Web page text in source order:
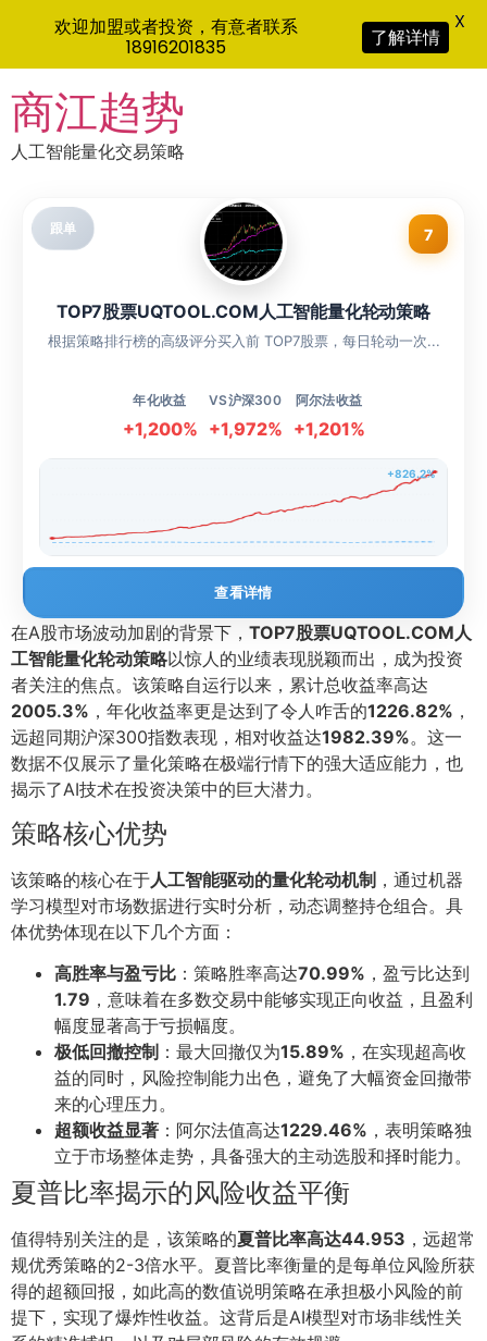
to
content
商江趋势
人工智能量化交易策略
跟单 7
TOP7股票UQTOOL.COM人工智能量化轮动策略
根据策略排行榜的高级评分买入前 TOP7股票，每日轮动一次...
年化收益
+1,200%
VS沪深300
+1,972%
阿尔法收益
+1,201%
+826.2%
查看详情
在A股市场波动加剧的背景下， TOP7股票UQTOOL.COM人
工智能量化轮动策略以惊人的业绩表现脱颖而出，成为投资
者关注的焦点。该策略自运行以来，累计总收益率高达
2005.3% ，年化收益率更是达到了令人咋舌的1226.82% ，
远超同期沪深300指数表现，相对收益达1982.39%。这一
数据不仅展示了量化策略在极端行情下的强大适应能力，也
揭示了AI技术在投资决策中的巨大潜力。
策略核心优势
该策略的核心在于人工智能驱动的量化轮动机制 ，通过机器
学习模型对市场数据进行实时分析，动态调整持仓组合。具
体优势体现在以下几个方面：
高胜率与盈亏比 ：策略胜率高达70.99% ，盈亏比达到
1.79 ，意味着在多数交易中能够实现正向收益，且盈利
幅度显著高于亏损幅度。
极低回撤控制 ：最大回撤仅为15.89% ，在实现超高收
益的同时，风险控制能力出色，避免了大幅资金回撤带
来的心理压力。
超额收益显著 ：阿尔法值高达1229.46% ，表明策略独
立于市场整体走势，具备强大的主动选股和择时能力。
夏普比率揭示的风险收益平衡
值得特别关注的是，该策略的夏普比率高达44.953 ，远超常
规优秀策略的2-3倍水平。夏普比率衡量的是每单位风险所获
得的超额回报，如此高的数值说明策略在承担极小风险的前
提下，实现了爆炸性收益。这背后是AI模型对市场非线性关
欢迎加盟或者投资，有意者联系
18916201835
了解详情
X